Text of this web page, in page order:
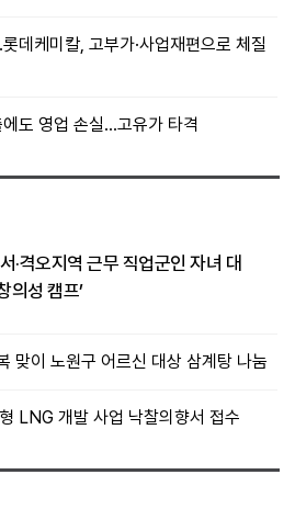
데케미칼, 고부가·사업재편으로 체질
도 영업 손실…고유가 타격
·격오지역 근무 직업군인 자녀 대
의성 캠프’
맞이 노원구 어르신 대상 삼계탕 나눔
LNG 개발 사업 낙찰의향서 접수